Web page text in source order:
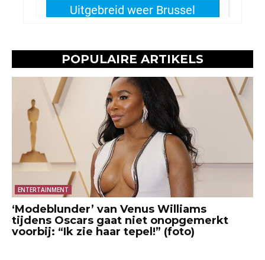
POPULAIRE ARTIKELS
ENTERTAINMENT
‘Modeblunder’ van Venus Williams
tijdens Oscars gaat niet onopgemerkt
voorbij: “Ik zie haar tepel!” (foto)